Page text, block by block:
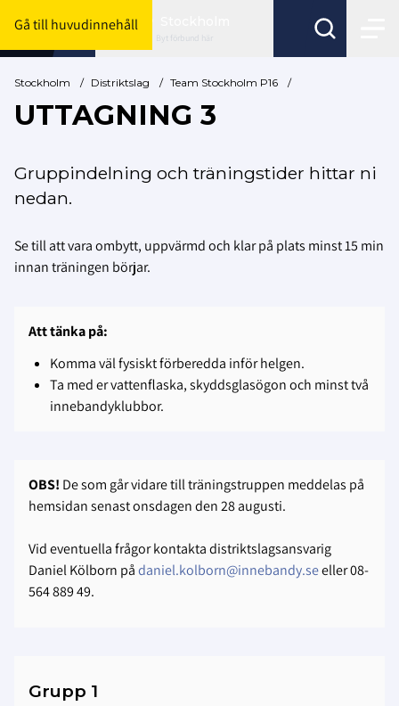
Gå till huvudinnehåll
Byt förbund här
Stockholm / Distriktslag / Team Stockholm P16 /
UTTAGNING 3
Gruppindelning och träningstider hittar ni
nedan.
Se till att vara ombytt, uppvärmd och klar på plats minst 15 min
innan träningen börjar.
Att tänka på:
Komma väl fysiskt förberedda inför helgen.
Ta med er vattenflaska, skyddsglasögon och minst två
innebandyklubbor.
OBS! De som går vidare till träningstruppen meddelas på
hemsidan senast onsdagen den 28 augusti.
Vid eventuella frågor kontakta distriktslagsansvarig
Daniel Kölborn pådaniel.kolborn@innebandy.seeller 08-
564 889 49.
Grupp 1